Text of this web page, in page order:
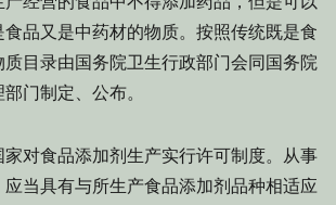
品又是中药材的物质。按照传统既是食
目录由国务院卫生行政部门会同国务院
门制定、公布。
对食品添加剂生产实行许可制度。从事
当具有与所生产食品添加剂品种相适应